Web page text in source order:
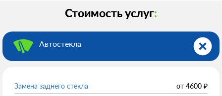
Стоимость услуг:
Автостекла
Замена заднего стекла от 4600 ₽